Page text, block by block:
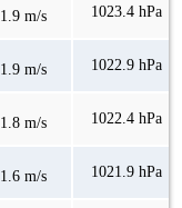
1.9 m/s 1023.4 hPa
1.9 m/s 1022.9 hPa
1.8 m/s 1022.4 hPa
1.6 m/s 1021.9 hPa